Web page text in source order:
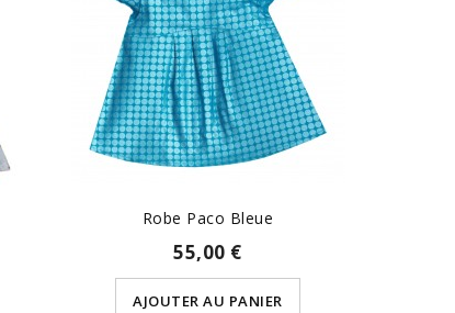
Robe Paco Bleue
55,00 €
AJOUTER AU PANIER